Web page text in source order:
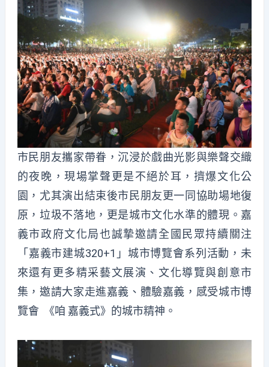
市民朋友攜家帶眷，沉浸於戲曲光影與樂聲交織
的夜晚，現場掌聲更是不絕於耳，擠爆文化公
園，尤其演出結束後市民朋友更一同協助場地復
原，垃圾不落地，更是城市文化水準的體現。嘉
義市政府文化局也誠摯邀請全國民眾持續關注
「嘉義市建城320+1」城市博覽會系列活動，未
來還有更多精采藝文展演、文化導覽與創意市
集，邀請大家走進嘉義、體驗嘉義，感受城市博
覽會 《咱 嘉義式》的城市精神。